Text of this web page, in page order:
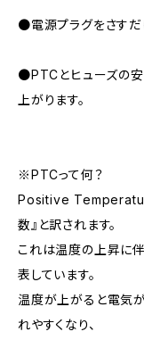
●電源プラグをさすだ
●PTCとヒューズの
上がります。
※PTCって何？
Positive
数』と訳されます。
これは温度の上昇に
表しています。
温度が上がると電気
れやすくなり、